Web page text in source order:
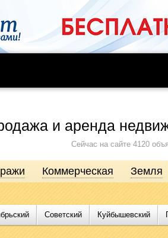
и аренда
Сейчас на сайте 4120
от агентств, собственников,
предложениями Likado.ru, чтобы
Коммерческая Земля
Советский Куйбышевский